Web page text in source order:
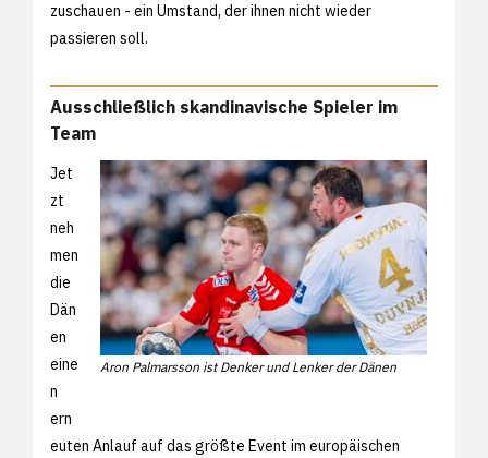
zuschauen - ein Umstand, der ihnen nicht wieder
passieren soll.
Ausschließlich skandinavische Spieler im
Team
Aron Palmarsson ist Denker und Lenker der Dänen
Jet
zt
neh
men
die
Dän
en
eine
n
ern
euten Anlauf auf das größte Event im europäischen